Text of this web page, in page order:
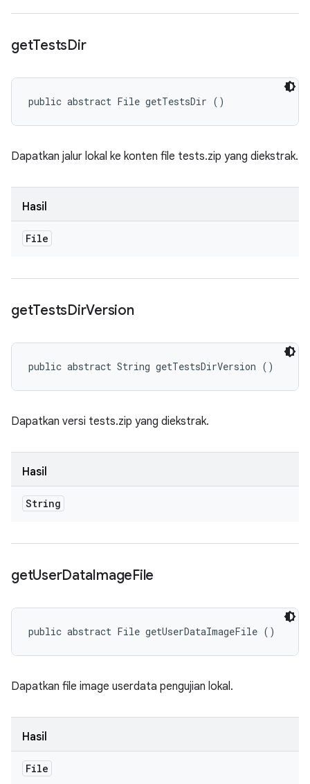
getTestsDir
public abstract File getTestsDir ()
Dapatkan jalur lokal ke konten file tests.zip yang diekstrak.
Hasil
File
getTestsDirVersion
public abstract String getTestsDirVersion ()
Dapatkan versi tests.zip yang diekstrak.
Hasil
String
getUserDataImageFile
public abstract File getUserDataImageFile ()
Dapatkan file image userdata pengujian lokal.
Hasil
File